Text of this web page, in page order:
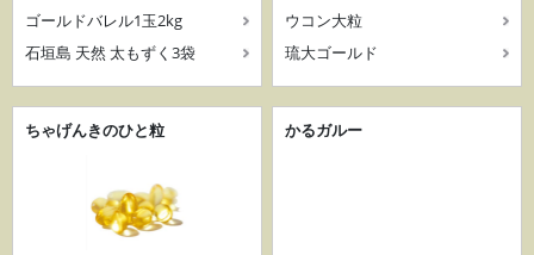
ゴールドバレル1玉2kg
石垣島 天然 太もずく3袋
ウコン大粒
琉大ゴールド
ちゃげんきのひと粒 かるガルー